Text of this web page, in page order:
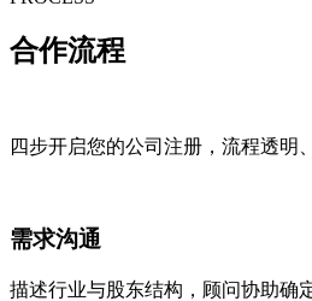
合作流程
四步开启您的公司注册，流程透明
需求沟通
描述行业与股东结构，顾问协助确